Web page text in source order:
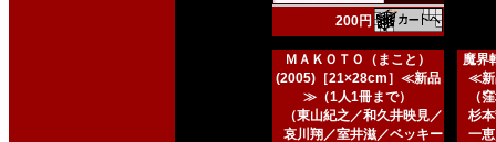
200円
ＭＡＫＯＴＯ（まこと）
(2005)［21×28cm］≪新品
≫（1人1冊まで）
（東山紀之／和久井映見／
哀川翔／室井滋／ベッキー
魔界
≪新
（
杉
一